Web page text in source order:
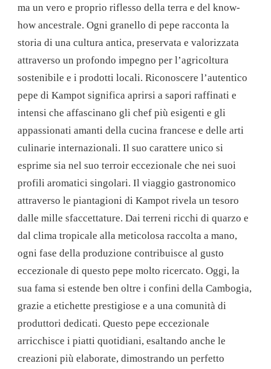
SCOPRIRE!
ma un vero e proprio riflesso della terra e del know-
how ancestrale. Ogni granello di pepe racconta la
storia di una cultura antica, preservata e valorizzata
attraverso un profondo impegno per l’agricoltura
sostenibile e i prodotti locali. Riconoscere l’autentico
pepe di Kampot significa aprirsi a sapori raffinati e
intensi che affascinano gli chef più esigenti e gli
appassionati amanti della cucina francese e delle arti
culinarie internazionali. Il suo carattere unico si
esprime sia nel suo terroir eccezionale che nei suoi
profili aromatici singolari. Il viaggio gastronomico
attraverso le piantagioni di Kampot rivela un tesoro
dalle mille sfaccettature. Dai terreni ricchi di quarzo e
dal clima tropicale alla meticolosa raccolta a mano,
ogni fase della produzione contribuisce al gusto
eccezionale di questo pepe molto ricercato. Oggi, la
sua fama si estende ben oltre i confini della Cambogia,
grazie a etichette prestigiose e a una comunità di
produttori dedicati. Questo pepe eccezionale
arricchisce i piatti quotidiani, esaltando anche le
creazioni più elaborate, dimostrando un perfetto